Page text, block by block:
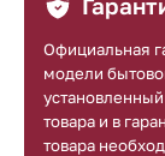
Официальная
модели
товара и в
товара